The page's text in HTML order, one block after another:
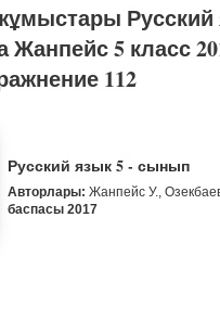
Русский
Жанпейс 5 класс
112
Русский язык 5 - сынып
Авторлары: Жанпейс У.,
баспасы 2017